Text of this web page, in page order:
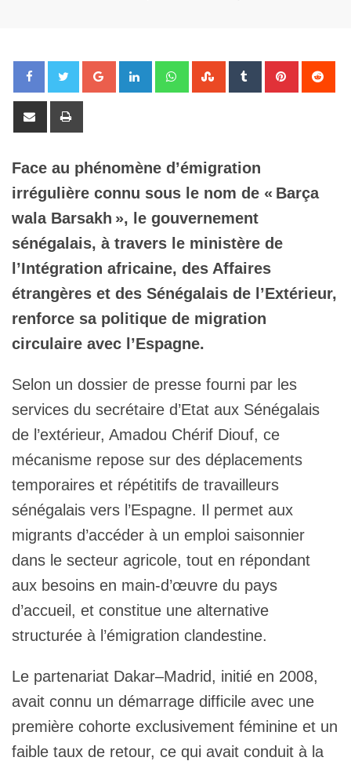
Google+ LinkedIn WhatsappStumbleUpon
Tumblr Pinterest
Share
Face au phénomène d’émigration
irrégulière connu sous le nom de « Barça
wala Barsakh », le gouvernement
sénégalais, à travers le ministère de
l’Intégration africaine, des Affaires
étrangères et des Sénégalais de l’Extérieur,
renforce sa politique de migration
circulaire avec l’Espagne.
Selon un dossier de presse fourni par les
services du secrétaire d’Etat aux Sénégalais
de l’extérieur, Amadou Chérif Diouf, ce
mécanisme repose sur des déplacements
temporaires et répétitifs de travailleurs
sénégalais vers l’Espagne. Il permet aux
migrants d’accéder à un emploi saisonnier
dans le secteur agricole, tout en répondant
aux besoins en main-d’œuvre du pays
d’accueil, et constitue une alternative
structurée à l’émigration clandestine.
Le partenariat Dakar–Madrid, initié en 2008,
avait connu un démarrage difficile avec une
première cohorte exclusivement féminine et un
faible taux de retour, ce qui avait conduit à la